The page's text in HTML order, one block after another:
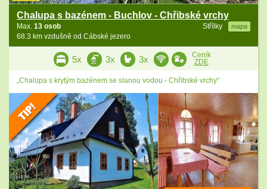
Chalupa s bazénem - Buchlov - Chřibské vrchy
Střílky mapa
Max. 13 osob
68.3 km vzdušně od Cábské jezero
5x 3x 3x
Ceník
ZDE
„Chalupa s krytým bazénem se slanou vodou - Chřibské vrchy“